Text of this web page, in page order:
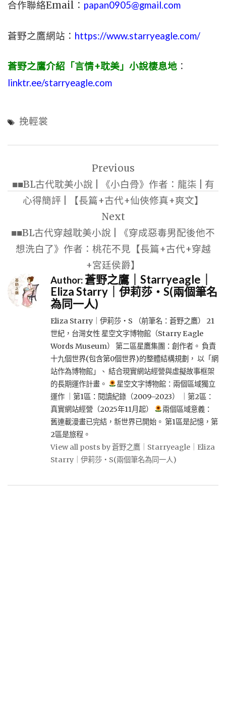
合作聯絡Email： papan0905@gmail.com
蒼野之鷹網站： https://www.starryeagle.com/
蒼野之鷹介紹「言情+耽美」小說棲息地 ：
linktr.ee/starryeagle.com
挽輕裳
導
Previous
■■BL古代耽美小說 | 《小白骨》作者：龍柒 | 有
心得簡評 | 【長篇+古代+仙俠修真+爽文】
Next
■■BL古代穿越耽美小說 | 《穿成惡毒男配後他不
想洗白了》作者：桃花不見【長篇+古代+穿越
+宮廷侯爵】
Author:蒼野之鷹｜Starryeagle｜
Eliza Starry｜伊莉莎・S(兩個筆名
為同一人)
Eliza Starry｜伊莉莎・S （前筆名：蒼野之鷹） 21
世紀，台灣女性 星空文字博物館（Starry Eagle
Words Museum） 第二區星鷹集團：創作者。 負責
十九個世界(包含第0個世界)的整體結構規劃， 以「網
站作為博物館」、 結合現實網站經營與虛擬故事框架
的長期運作計畫。
星空文字博物館：兩個區域獨立
運作 ｜第1區：閱讀紀錄（2009–2023） ｜第2區：
真實網站經營（2025年11月起）
兩個區域意義：
舊連載漫畫已完結，新世界已開始。 第1區是記憶，第
2區是旅程。
View all posts by 蒼野之鷹｜Starryeagle｜Eliza
Starry｜伊莉莎・S(兩個筆名為同一人)